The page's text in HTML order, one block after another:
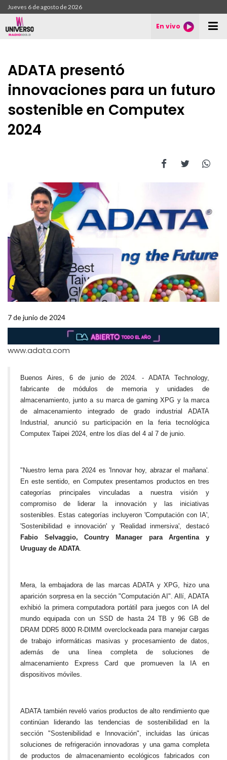
Jueves 6 de agosto de 2026
En vivo
ADATA presentó
innovaciones para un futuro
sostenible en Computex
2024
7 de junio de 2024
www.adata.com
Buenos Aires, 6 de junio de 2024. - ADATA Technology,
fabricante de módulos de memoria y unidades de
almacenamiento, junto a su marca de gaming XPG y la marca
de almacenamiento integrado de grado industrial ADATA
Industrial, anunció su participación en la feria tecnológica
Computex Taipei 2024, entre los días del 4 al 7 de junio.
"Nuestro lema para 2024 es 'Innovar hoy, abrazar el mañana'.
En este sentido, en Computex presentamos productos en tres
categorías principales vinculadas a nuestra visión y
compromiso de liderar la innovación y las iniciativas
sostenibles. Estas categorías incluyeron 'Computación con IA',
'Sostenibilidad e innovación' y 'Realidad inmersiva', destacó
Fabio Selvaggio, Country Manager para Argentina y
Uruguay de ADATA.
Mera, la embajadora de las marcas ADATA y XPG, hizo una
aparición sorpresa en la sección "Computación AI". Allí, ADATA
exhibió la primera computadora portátil para juegos con IA del
mundo equipada con un SSD de hasta 24 TB y 96 GB de
DRAM DDR5 8000 R-DIMM overclockeada para manejar cargas
de trabajo informáticas masivas y procesamiento de datos,
además de una línea completa de soluciones de
almacenamiento Express Card que promueven la IA en
dispositivos móviles.
ADATA también reveló varios productos de alto rendimiento que
continúan liderando las tendencias de sostenibilidad en la
sección "Sostenibilidad e Innovación", incluidas las únicas
soluciones de refrigeración innovadoras y una gama completa
de productos de almacenamiento ecológicos fabricados con